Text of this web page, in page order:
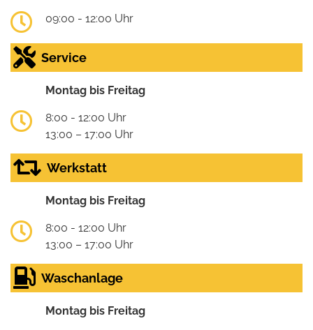
09:00 - 12:00 Uhr
Service
Montag bis Freitag
8:00 - 12:00 Uhr
13:00 – 17:00 Uhr
Werkstatt
Montag bis Freitag
8:00 - 12:00 Uhr
13:00 – 17:00 Uhr
Waschanlage
Montag bis Freitag